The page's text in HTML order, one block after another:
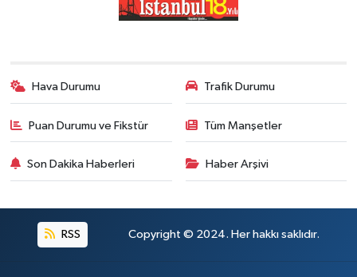
Hava Durumu Trafik Durumu
Puan Durumu ve Fikstür Tüm Manşetler
Son Dakika Haberleri Haber Arşivi
RSS Copyright © 2024. Her hakkı saklıdır.